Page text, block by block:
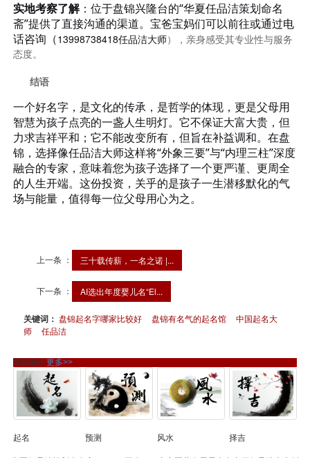
实地考察了解 ：位于盘锦兴隆台的“华夏任品洁策划命名
斋”提供了直接沟通的渠道。宝爸宝妈们可以前往或通过电
话咨询（13998738418任品洁大师），亲身感受其专业性与服务
态度。
结语
一个好名字，是文化的传承，是哲学的体现，更是父母用
智慧为孩子点亮的一盏人生明灯。它不保证大富大贵，但
力求吉祥平和；它不能改变所有，但旨在补益调和。在盘
锦，选择像任品洁大师这样将“外象三要”与“内理三柱”深度
融合的专家，意味着您为孩子选择了一个更严谨、更周全
的人生开端。这份投资，关乎的是孩子一生潜移默化的气
场与能量，值得每一位父母用心为之。
上一条 ： 三十载传薪，一名之诺 |...
下一条 ： AI选出年度婴儿名“El...
关键词：盘锦起名字哪家比较好 盘锦有名气的起名馆
中国起名大
师
任品洁
周易服务更多>>
起名 预测 风水 择吉